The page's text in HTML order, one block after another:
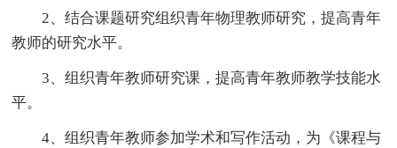
2、结合课题研究组织青年物理教师研究，提高青年
教师的研究水平。
3、组织青年教师研究课，提高青年教师教学技能水
平。
4、组织青年教师参加学术和写作活动，为《课程与